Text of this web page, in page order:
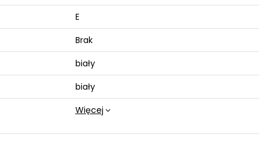
E
Brak
biały
biały
Więcej